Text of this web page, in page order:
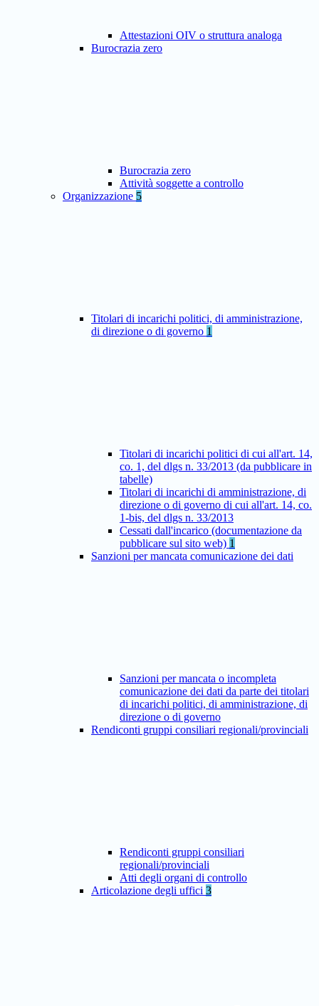
Attestazioni OIV o struttura analoga
Burocrazia zero
Burocrazia zero
Attività soggette a controllo
Organizzazione 5
Titolari di incarichi politici, di amministrazione,
di direzione o di governo 1
Titolari di incarichi politici di cui all'art. 14,
co. 1, del dlgs n. 33/2013 (da pubblicare in
tabelle)
Titolari di incarichi di amministrazione, di
direzione o di governo di cui all'art. 14, co.
1-bis, del dlgs n. 33/2013
Cessati dall'incarico (documentazione da
pubblicare sul sito web) 1
Sanzioni per mancata comunicazione dei dati
Sanzioni per mancata o incompleta
comunicazione dei dati da parte dei titolari
di incarichi politici, di amministrazione, di
direzione o di governo
Rendiconti gruppi consiliari regionali/provinciali
Rendiconti gruppi consiliari
regionali/provinciali
Atti degli organi di controllo
Articolazione degli uffici 3